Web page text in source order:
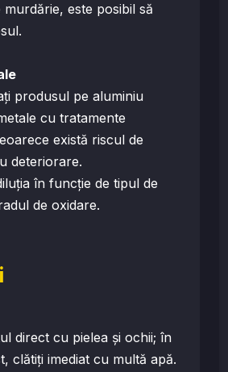
murdărie, este posibil să
pe aluminiu
cu tratamente
există riscul de
deteriorare.
în funcție de tipul de
de oxidare.
direct cu pielea și ochii; în
clătiți imediat cu multă apă.